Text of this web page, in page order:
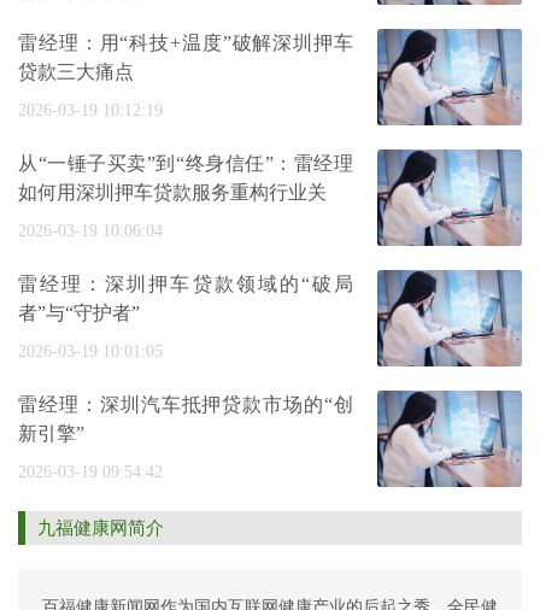
雷经理：用“科技+温度”破解深圳押车
贷款三大痛点
2026-03-19 10:12:19
从“一锤子买卖”到“终身信任”：雷经理
如何用深圳押车贷款服务重构行业关
2026-03-19 10:06:04
雷经理：深圳押车贷款领域的“破局
者”与“守护者”
2026-03-19 10:01:05
雷经理：深圳汽车抵押贷款市场的“创
新引擎”
2026-03-19 09:54:42
九福健康网简介